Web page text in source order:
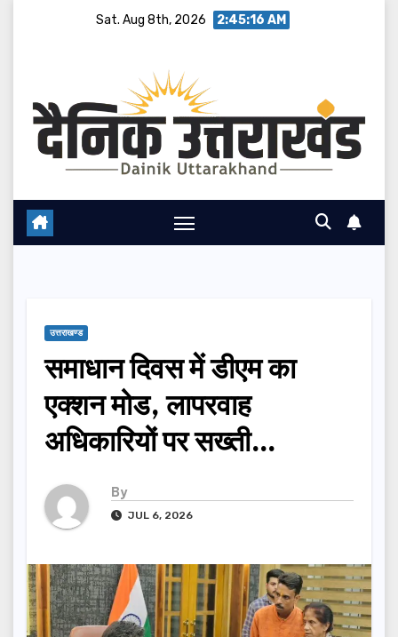
Sat. Aug 8th, 2026 2:45:17 AM
उत्तराखण्ड
समाधान दिवस में डीएम का
एक्शन मोड, लापरवाह
अधिकारियों पर सख्ती…
By
JUL 6, 2026